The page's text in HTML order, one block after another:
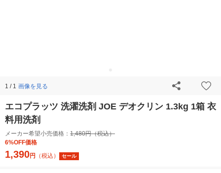
1 / 1 画像を見る
エコプラッツ 洗濯洗剤 JOE デオクリン 1.3kg 1箱 衣
料用洗剤
メーカー希望小売価格： 1,480円（税込）
6%OFF価格
1,390円 （税込） セール